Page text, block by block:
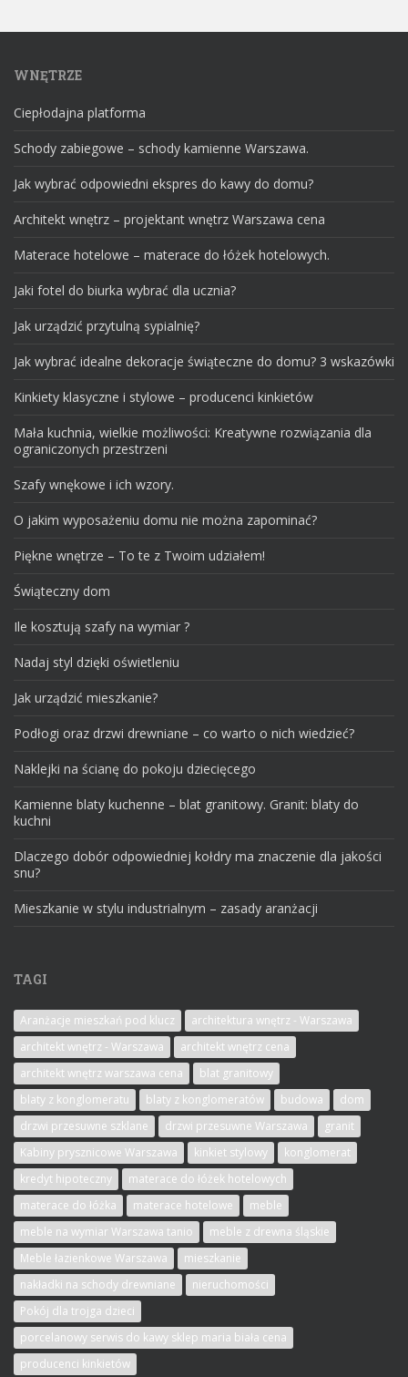
WNĘTRZE
Ciepłodajna platforma
Schody zabiegowe – schody kamienne Warszawa.
Jak wybrać odpowiedni ekspres do kawy do domu?
Architekt wnętrz – projektant wnętrz Warszawa cena
Materace hotelowe – materace do łóżek hotelowych.
Jaki fotel do biurka wybrać dla ucznia?
Jak urządzić przytulną sypialnię?
Jak wybrać idealne dekoracje świąteczne do domu? 3 wskazówki
Kinkiety klasyczne i stylowe – producenci kinkietów
Mała kuchnia, wielkie możliwości: Kreatywne rozwiązania dla
ograniczonych przestrzeni
Szafy wnękowe i ich wzory.
O jakim wyposażeniu domu nie można zapominać?
Piękne wnętrze – To te z Twoim udziałem!
Świąteczny dom
Ile kosztują szafy na wymiar ?
Nadaj styl dzięki oświetleniu
Jak urządzić mieszkanie?
Podłogi oraz drzwi drewniane – co warto o nich wiedzieć?
Naklejki na ścianę do pokoju dziecięcego
Kamienne blaty kuchenne – blat granitowy. Granit: blaty do
kuchni
Dlaczego dobór odpowiedniej kołdry ma znaczenie dla jakości
snu?
Mieszkanie w stylu industrialnym – zasady aranżacji
TAGI
Aranżacje mieszkań pod klucz
architektura wnętrz - Warszawa
architekt wnętrz - Warszawa
architekt wnętrz cena
architekt wnętrz warszawa cena
blat granitowy
blaty z konglomeratu
blaty z konglomeratów budowa
dom
drzwi przesuwne szklane
drzwi przesuwne Warszawa
granit
Kabiny prysznicowe Warszawa
kinkiet stylowy
konglomerat
kredyt hipoteczny
materace do łóżek hotelowych
materace do łóżka
materace hotelowe
meble
meble na wymiar Warszawa tanio
meble z drewna śląskie
Meble łazienkowe Warszawa
mieszkanie
nakładki na schody drewniane
nieruchomości
Pokój dla trojga dzieci
porcelanowy serwis do kawy sklep maria biała cena
producenci kinkietów